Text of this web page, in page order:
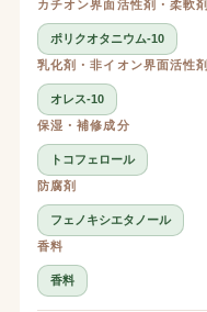
カチオン界面活性剤・柔軟剤
ポリクオタニウム-10
乳化剤・非イオン界面活性剤
オレス-10
保湿・補修成分
トコフェロール
防腐剤
フェノキシエタノール
香料
香料